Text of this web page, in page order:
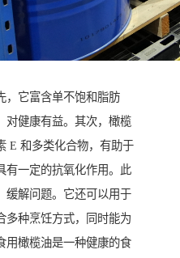
，它富含单不饱和脂肪
对健康有益。其次，橄榄
E 和多类化合物，有助于
有一定的抗氧化作用。此
缓解问题。它还可以用于
多种烹饪方式，同时能为
用橄榄油是一种健康的食